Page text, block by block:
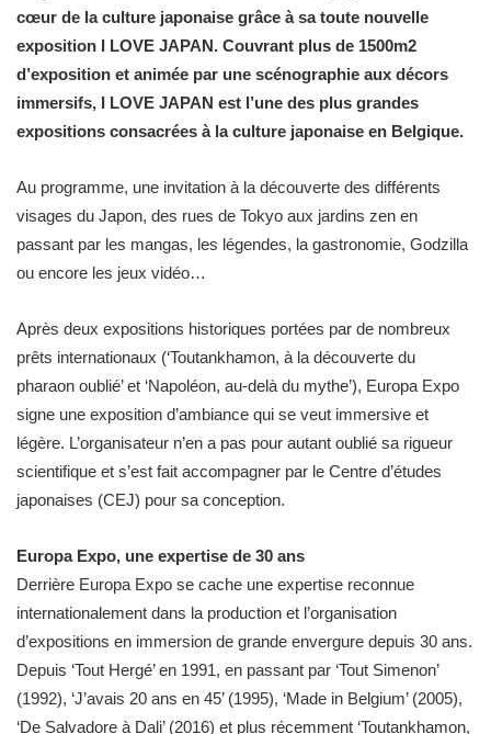
cœur de la culture japonaise grâce à sa toute nouvelle
exposition I LOVE JAPAN. Couvrant plus de 1500m2
d’exposition et animée par une scénographie aux décors
immersifs, I LOVE JAPAN est l’une des plus grandes
expositions consacrées à la culture japonaise en Belgique.
Au programme, une invitation à la découverte des différents
visages du Japon, des rues de Tokyo aux jardins zen en
passant par les mangas, les légendes, la gastronomie, Godzilla
ou encore les jeux vidéo…
Après deux expositions historiques portées par de nombreux
prêts internationaux (‘Toutankhamon, à la découverte du
pharaon oublié’ et ‘Napoléon, au-delà du mythe’), Europa Expo
signe une exposition d’ambiance qui se veut immersive et
légère. L’organisateur n’en a pas pour autant oublié sa rigueur
scientifique et s’est fait accompagner par le Centre d’études
japonaises (CEJ) pour sa conception.
Europa Expo, une expertise de 30 ans
Derrière Europa Expo se cache une expertise reconnue
internationalement dans la production et l’organisation
d’expositions en immersion de grande envergure depuis 30 ans.
Depuis ‘Tout Hergé’ en 1991, en passant par ‘Tout Simenon’
(1992), ‘J’avais 20 ans en 45’ (1995), ‘Made in Belgium’ (2005),
‘De Salvadore à Dali’ (2016) et plus récemment ‘Toutankhamon,